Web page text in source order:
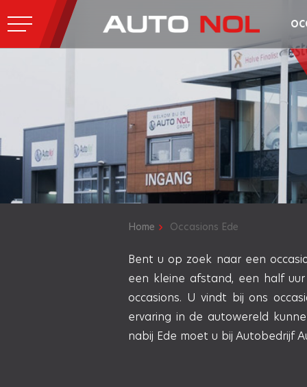
Home Occasions Ede
Bent u op zoek naar een
een kleine afstand, een half
occasions. U vindt bij ons
ervaring in de autowereld
nabij Ede moet u bij Autobedrijf